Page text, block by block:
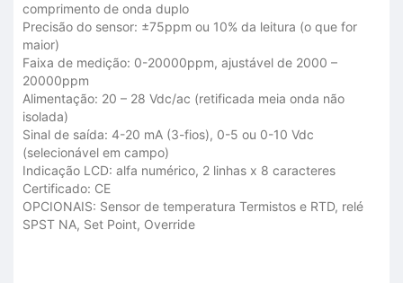
comprimento de onda duplo
Precisão do sensor: ±75ppm ou 10% da leitura (o que for
maior)
Faixa de medição: 0-20000ppm, ajustável de 2000 –
20000ppm
Alimentação: 20 – 28 Vdc/ac (retificada meia onda não
isolada)
Sinal de saída: 4-20 mA (3-fios), 0-5 ou 0-10 Vdc
(selecionável em campo)
Indicação LCD: alfa numérico, 2 linhas x 8 caracteres
Certificado: CE
OPCIONAIS: Sensor de temperatura Termistos e RTD, relé
SPST NA, Set Point, Override